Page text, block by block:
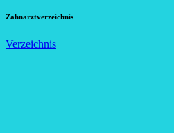
Zahnarztverzeichnis
Verzeichnis